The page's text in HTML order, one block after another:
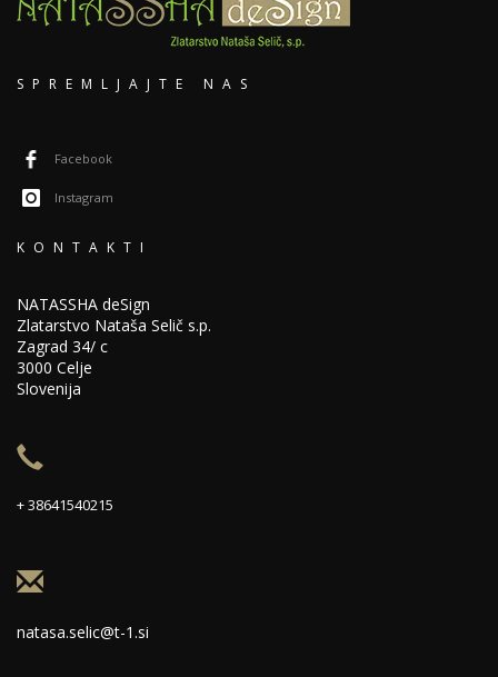
SPREMLJAJTE NAS
Facebook
Instagram
KONTAKTI
NATASSHA deSign
Zlatarstvo Nataša Selič s.p.
Zagrad 34/ c
3000 Celje
Slovenija
+ 38641540215
natasa.selic@t-1.si